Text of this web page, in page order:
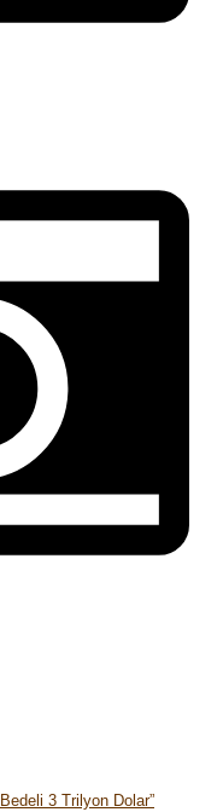
3 Trilyon Dolar”